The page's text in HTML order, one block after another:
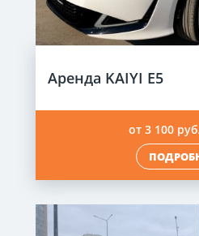
Аренда KAIYI E5
от 3 100